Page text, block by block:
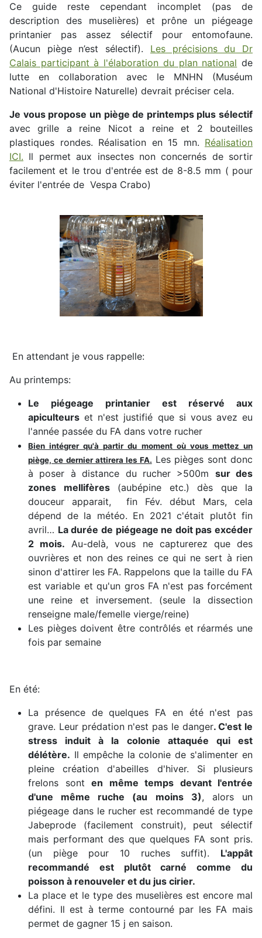
Ce guide reste cependant incomplet (pas de
description des muselières) et prône un piégeage
printanier pas assez sélectif pour entomofaune.
(Aucun piège n’est sélectif). Les précisions du Dr
Calais participant à l'élaboration du plan national de
lutte en collaboration avec le MNHN (Muséum
National d'Histoire Naturelle) devrait préciser cela.
Je vous propose un piège de printemps plus sélectif
avec grille a reine Nicot a reine et 2 bouteilles
plastiques rondes. Réalisation en 15 mn. Réalisation
ICI. Il permet aux insectes non concernés de sortir
facilement et le trou d'entrée est de 8-8.5 mm ( pour
éviter l'entrée de Vespa Crabo)
En attendant je vous rappelle:
Au printemps:
Le piégeage printanier est réservé aux
apiculteurs et n'est justifié que si vous avez eu
l'année passée du FA dans votre rucher
Bien intégrer qu'à partir du moment où vous mettez un
piège, ce dernier attirera les FA. Les pièges sont donc
à poser à distance du rucher >500m sur des
zones mellifères(aubépine etc.) dès que la
douceur apparait, fin Fév. début Mars, cela
dépend de la météo. En 2021 c'était plutôt fin
avril… La durée de piégeage ne doit pas excéder
2 mois. Au-delà, vous ne capturerez que des
ouvrières et non des reines ce qui ne sert à rien
sinon d'attirer les FA. Rappelons que la taille du FA
est variable et qu'un gros FA n'est pas forcément
une reine et inversement. (seule la dissection
renseigne male/femelle vierge/reine)
Les pièges doivent être contrôlés et réarmés une
fois par semaine
En été:
La présence de quelques FA en été n'est pas
grave. Leur prédation n'est pas le danger. C'est le
stress induit à la colonie attaquée qui est
délétère. Il empêche la colonie de s'alimenter en
pleine création d'abeilles d'hiver. Si plusieurs
frelons sont en même temps devant l'entrée
d'une même ruche (au moins 3), alors un
piégeage dans le rucher est recommandé de type
Jabeprode (facilement construit), peut sélectif
mais performant des que quelques FA sont pris.
(un piège pour 10 ruches suffit). L'appât
recommandé est plutôt carné comme du
poisson à renouveler et du jus cirier.
La place et le type des muselières est encore mal
défini. Il est à terme contourné par les FA mais
permet de gagner 15 j en saison.